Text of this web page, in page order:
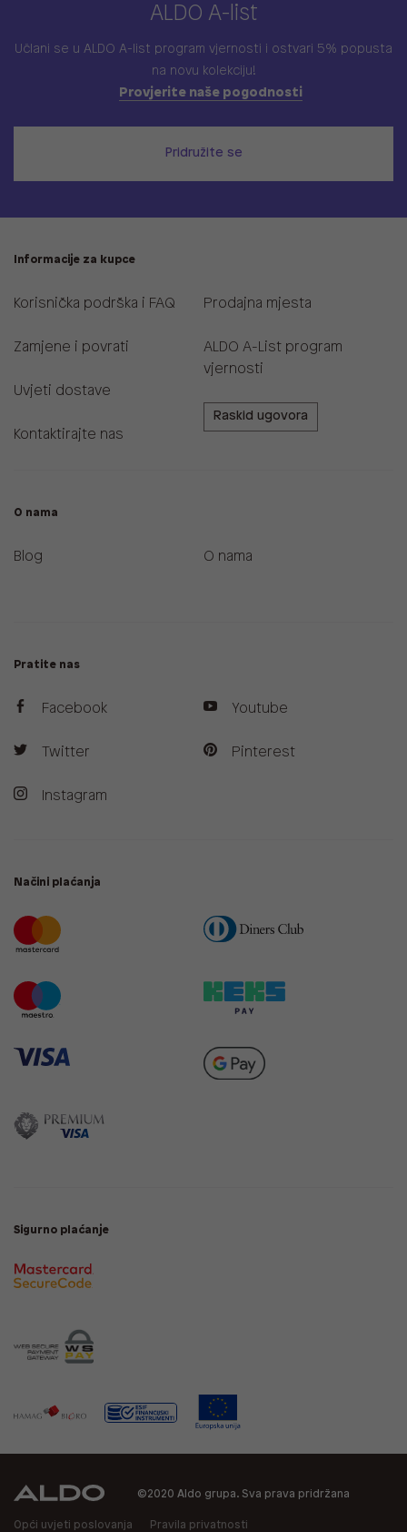
ALDO A-list
Učlani se u ALDO A-list program vjernosti i ostvari 5% popusta
na novu kolekciju!
Provjerite naše pogodnosti
Pridružite se
Informacije za kupce
Korisnička podrška i FAQ
Zamjene i povrati
Uvjeti dostave
Kontaktirajte nas
Prodajna mjesta
ALDO A-List program
vjernosti
Raskid ugovora
O nama
Blog O nama
Pratite nas
Facebook
Twitter
Instagram
Youtube
Pinterest
Načini plaćanja
Sigurno plaćanje
©2020 Aldo grupa. Sva prava pridržana
Opći uvjeti poslovanja Pravila privatnosti